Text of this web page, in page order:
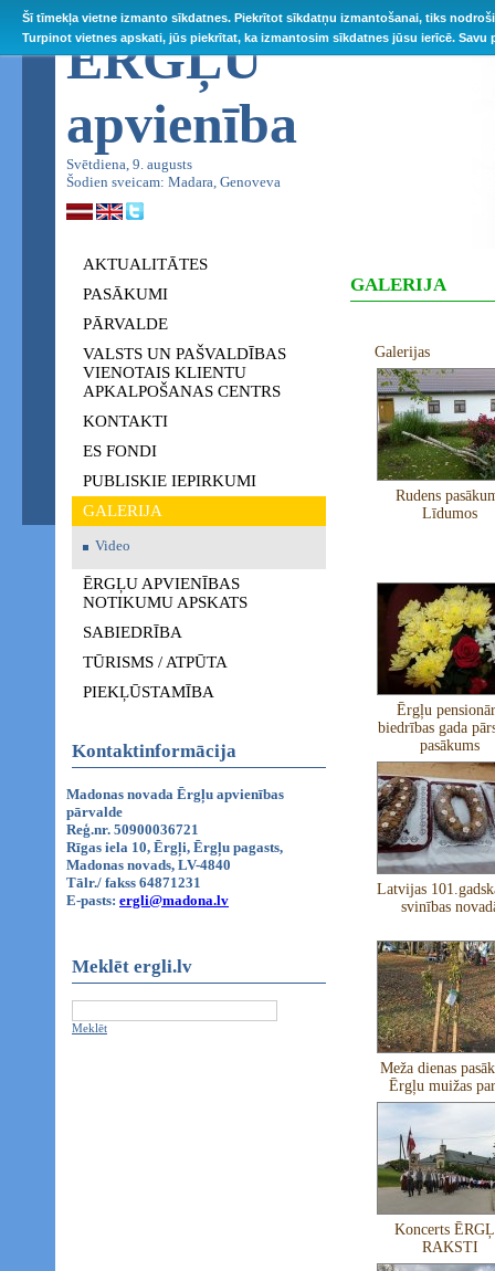
Šī tīmekļa vietne izmanto sīkdatnes. Piekrītot sīkdatņu izmantošanai, tiks
Turpinot vietnes apskati, jūs piekrītat, ka izmantosim sīkdatnes jūsu ierīcē.
ĒRGĻU
apvienība
Svētdiena, 9. augusts
Šodien sveicam: Madara, Genoveva
AKTUALITĀTES
PASĀKUMI
PĀRVALDE
VALSTS UN PAŠVALDĪBAS
VIENOTAIS KLIENTU
APKALPOŠANAS CENTRS
KONTAKTI
ES FONDI
PUBLISKIE IEPIRKUMI
GALERIJA
Video
ĒRGĻU APVIENĪBAS
NOTIKUMU APSKATS
SABIEDRĪBA
TŪRISMS / ATPŪTA
PIEKĻŪSTAMĪBA
Kontaktinformācija
Madonas novada Ērgļu apvienības
pārvalde
Reģ.nr. 50900036721
Rīgas iela 10, Ērgļi, Ērgļu pagasts,
Madonas novads, LV-4840
Tālr./ fakss 64871231
E-pasts: ergli@madona.lv
Meklēt ergli.lv
Meklēt
GALERIJA
Galerijas
Rudens
Līdumos
Ērgļu
biedrības gada
pasākums
Latvijas
svinības
Meža dienas
Ērgļu muižas
Koncerts
RAKSTI